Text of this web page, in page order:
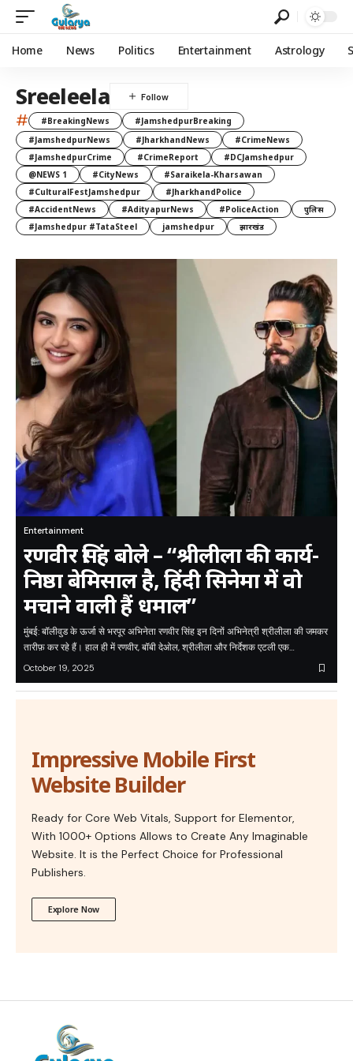
Home News Politics Entertainment Astrology
Sreeleela
# #BreakingNews
#JamshedpurBreaking
#JamshedpurNews
#JharkhandNews
#CrimeNews
#JamshedpurCrime
#CrimeReport
#DCJamshedpur
@NEWS 1
#CityNews
#Saraikela-Kharsawan
#CulturalFestJamshedpur
#JharkhandPolice
#AccidentNews
#AdityapurNews #PoliceAction
पुलिस
#Jamshedpur #TataSteel
jamshedpur झारखंड
Entertainment
रणवीर सिंह बोले – “श्रीलीला की कार्य-
निष्ठा बेमिसाल है, हिंदी सिनेमा में वो
मचाने वाली हैं धमाल”
मुंबई: बॉलीवुड के ऊर्जा से भरपूर अभिनेता रणवीर सिंह इन दिनों अभिनेत्री श्रीलीला की जमकर
तारीफ़ कर रहे हैं। हाल ही में रणवीर, बॉबी देओल, श्रीलीला और निर्देशक एटली एक…
October 19, 2025
Impressive Mobile First
Website Builder
Ready for Core Web Vitals, Support for Elementor,
With 1000+ Options Allows to Create Any Imaginable
Website. It is the Perfect Choice for Professional
Publishers.
Explore Now